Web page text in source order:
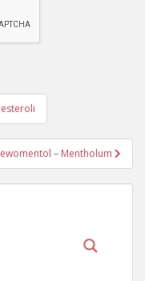
– Mentholum